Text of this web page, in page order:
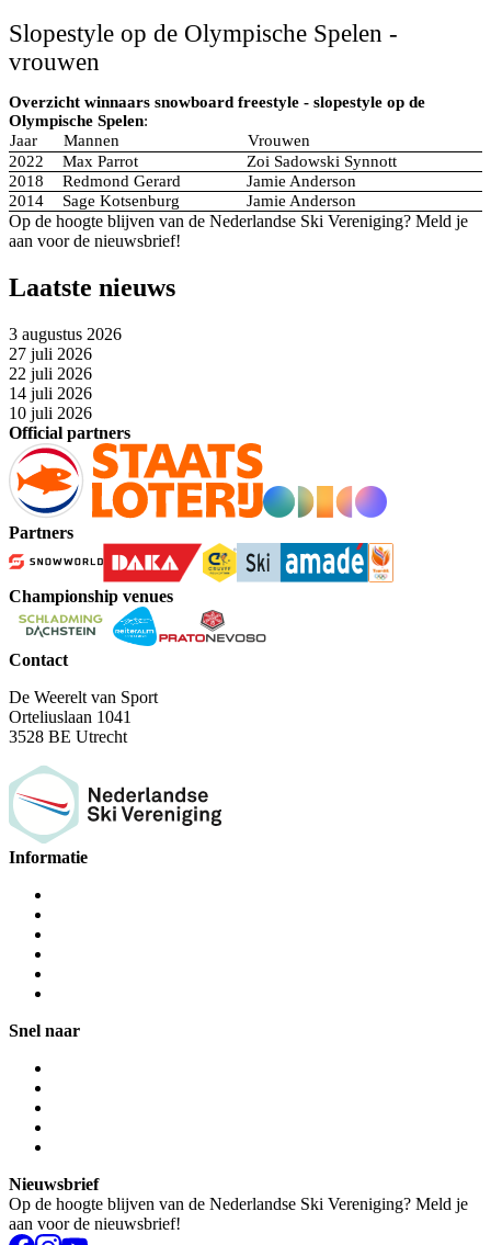
Slopestyle op de Olympische Spelen -
vrouwen
Overzicht winnaars snowboard freestyle - slopestyle op de
Olympische Spelen:
Jaar
Mannen
Vrouwen
2022
Max Parrot
Zoi Sadowski Synnott
2018
Redmond Gerard
Jamie Anderson
2014
Sage Kotsenburg Jamie Anderson
Op de hoogte blijven van de Nederlandse Ski Vereniging? Meld je
aan voor de nieuwsbrief!
Laatste nieuws
3 augustus 2026
27 juli 2026
22 juli 2026
14 juli 2026
10 juli 2026
Official partners
Partners
Championship venues
Contact
De Weerelt van Sport
Orteliuslaan 1041
3528 BE Utrecht
Informatie
Snel naar
Nieuwsbrief
Op de hoogte blijven van de Nederlandse Ski Vereniging? Meld je
aan voor de nieuwsbrief!